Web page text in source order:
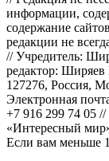
информации,
содержание
редакции не
// Учредитель:
редактор: Ширяев
127276, Россия,
Электронная
+7 916 299 74 05
«Интересный
Если вам меньше